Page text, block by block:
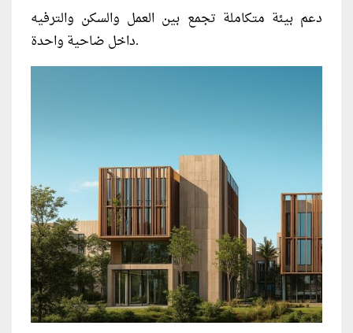
دعم بيئة متكاملة تجمع بين العمل والسكن والترفيه
داخل ضاحية واحدة.